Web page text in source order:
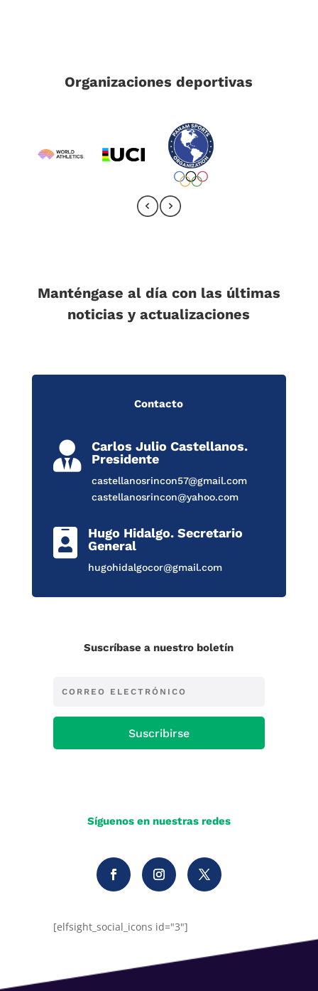
Organizaciones deportivas
Manténgase al día con las últimas
noticias y actualizaciones
Contacto

Carlos Julio Castellanos.
Presidente
castellanosrincon57@gmail.com
castellanosrincon@yahoo.com

Hugo Hidalgo. Secretario
General
hugohidalgocor@gmail.com
Suscríbase a nuestro boletín
Suscribirse
Síguenos en nuestras redes
[elfsight_social_icons id="3"]